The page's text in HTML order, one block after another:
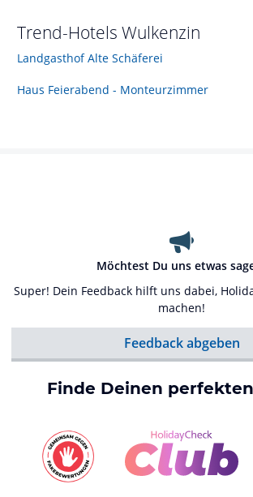
Trend-Hotels Wulkenzin
Landgasthof Alte Schäferei
Haus Feierabend - Monteurzimmer
Möchtest Du uns etwas
Super! Dein Feedback hilft uns dabei,
machen!
Feedback abgeben
Finde Deinen